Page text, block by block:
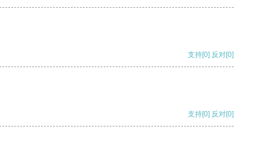
支持[0] 反对[0]
支持[0] 反对[0]